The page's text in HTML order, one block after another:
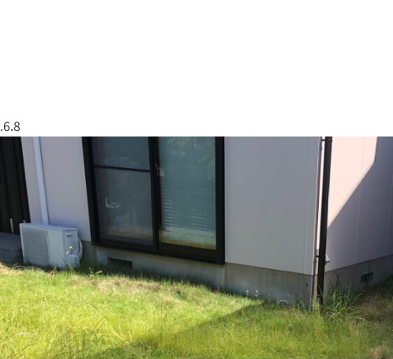
太陽光全般
塗装工事
屋根工事
解体工事
伐採・剪定
リフォーム